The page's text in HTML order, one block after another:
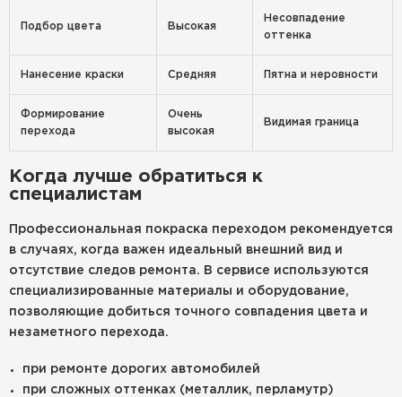
Подбор цвета Высокая
Несовпадение
оттенка
Нанесение краски Средняя Пятна и неровности
Формирование
перехода
Очень
высокая
Видимая граница
Когда лучше обратиться к
специалистам
Профессиональная покраска переходом рекомендуется
в случаях, когда важен идеальный внешний вид и
отсутствие следов ремонта. В сервисе используются
специализированные материалы и оборудование,
позволяющие добиться точного совпадения цвета и
незаметного перехода.
при ремонте дорогих автомобилей
при сложных оттенках (металлик, перламутр)